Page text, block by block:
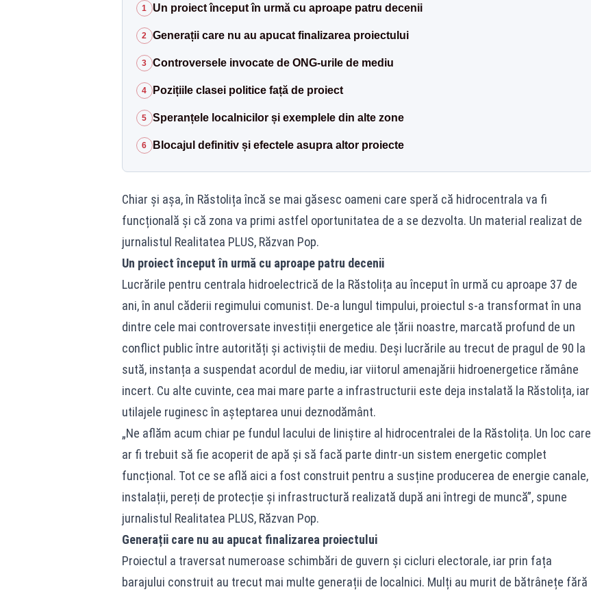
1 Un proiect început în urmă cu aproape patru decenii
2 Generații care nu au apucat finalizarea proiectului
3 Controversele invocate de ONG-urile de mediu
4 Pozițiile clasei politice față de proiect
5 Speranțele localnicilor și exemplele din alte zone
6 Blocajul definitiv și efectele asupra altor proiecte
Chiar și așa, în Răstolița încă se mai găsesc oameni care speră că hidrocentrala va fi
funcțională și că zona va primi astfel oportunitatea de a se dezvolta. Un material realizat de
jurnalistul Realitatea PLUS, Răzvan Pop.
Un proiect început în urmă cu aproape patru decenii
Lucrările pentru centrala hidroelectrică de la Răstolița au început în urmă cu aproape 37 de
ani, în anul căderii regimului comunist. De-a lungul timpului, proiectul s-a transformat în una
dintre cele mai controversate investiții energetice ale țării noastre, marcată profund de un
conflict public între autorități și activiștii de mediu. Deși lucrările au trecut de pragul de 90 la
sută, instanța a suspendat acordul de mediu, iar viitorul amenajării hidroenergetice rămâne
incert. Cu alte cuvinte, cea mai mare parte a infrastructurii este deja instalată la Răstolița, iar
utilajele ruginesc în așteptarea unui deznodământ.
„Ne aflăm acum chiar pe fundul lacului de liniștire al hidrocentralei de la Răstolița. Un loc care
ar fi trebuit să fie acoperit de apă și să facă parte dintr-un sistem energetic complet
funcțional. Tot ce se află aici a fost construit pentru a susține producerea de energie canale,
instalații, pereți de protecție și infrastructură realizată după ani întregi de muncă”, spune
jurnalistul Realitatea PLUS, Răzvan Pop.
Generații care nu au apucat finalizarea proiectului
Proiectul a traversat numeroase schimbări de guvern și cicluri electorale, iar prin fața
barajului construit au trecut mai multe generații de localnici. Mulți au murit de bătrânețe fără